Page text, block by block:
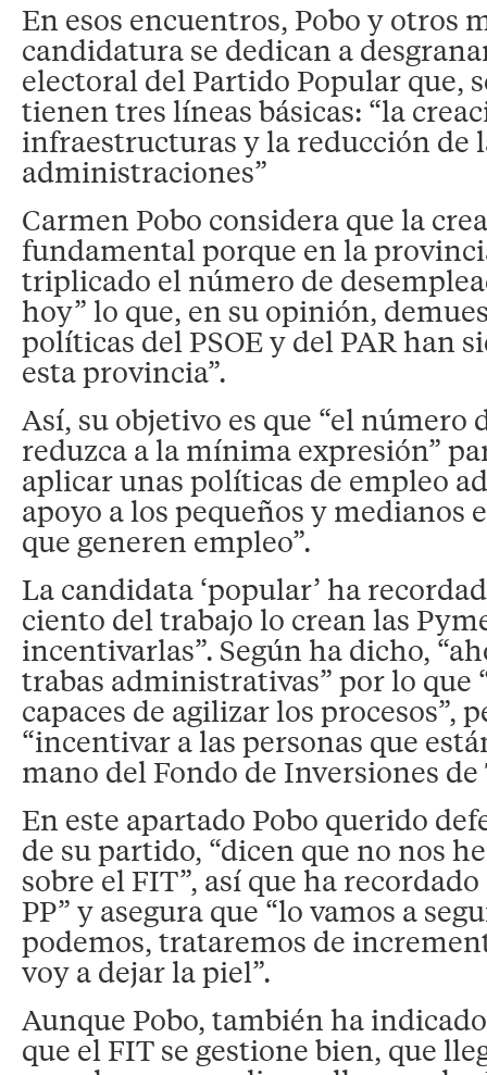
En esos encuentros, Pobo y otros
candidatura se dedican a
electoral del Partido Popular que,
tienen tres líneas básicas: “la
infraestructuras y la reducción de
administraciones”
Carmen Pobo considera que la
fundamental porque en la
triplicado el número de
hoy” lo que, en su opinión,
políticas del PSOE y del PAR han
esta provincia”.
Así, su objetivo es que “el número
reduzca a la mínima expresión”
aplicar unas políticas de empleo
apoyo a los pequeños y medianos
que generen empleo”.
La candidata ‘popular’ ha
ciento del trabajo lo crean las
incentivarlas”. Según ha dicho,
trabas administrativas” por lo que
capaces de agilizar los procesos”,
“incentivar a las personas que
mano del Fondo de Inversiones de
En este apartado Pobo querido
de su partido, “dicen que no nos
sobre el FIT”, así que ha
PP” y asegura que “lo vamos a
podemos, trataremos de
voy a dejar la piel”.
Aunque Pobo, también ha
que el FIT se gestione bien, que